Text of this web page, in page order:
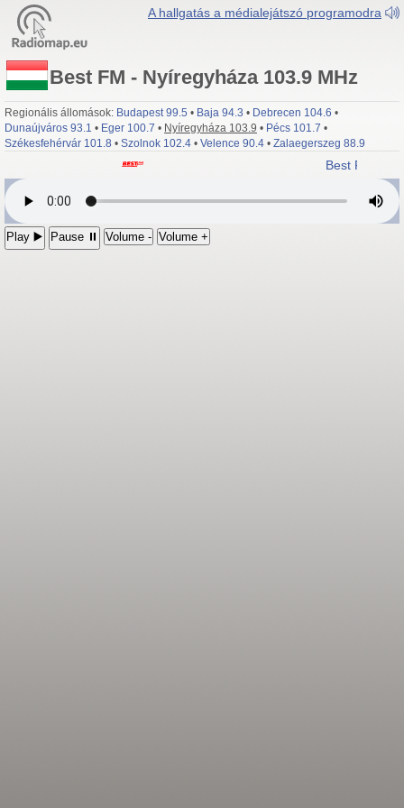
A hallgatás a médialejátszó programodra
Best FM - Nyíregyháza 103.9 MHz
Regionális állomások: Budapest 99.5 • Baja 94.3 • Debrecen 104.6 •
Dunaújváros 93.1 • Eger 100.7 • Nyíregyháza 103.9 • Pécs 101.7 •
Székesfehérvár 101.8 • Szolnok 102.4 • Velence 90.4 • Zalaegerszeg 88.9
Best FM
Play ▶️ Pause ⏸ Volume - Volume +